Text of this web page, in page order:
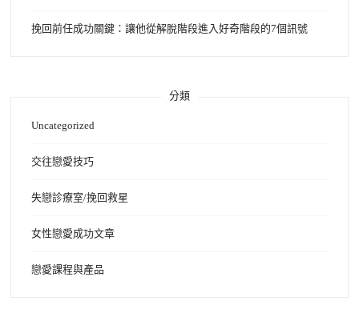
挽回前任成功關鍵：讓他從解脫階段進入好奇階段的7個訊號
分類
Uncategorized
交往戀愛技巧
失戀診療室/挽回救星
女性戀愛成功文章
戀愛課程與產品